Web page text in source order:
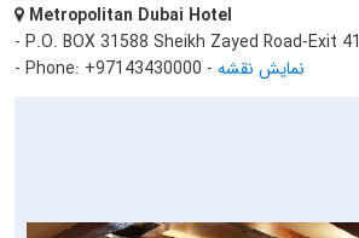
Metropolitan Dubai Hotel
- P.O. BOX 31588 Sheikh Zayed Road-Exit 41
- Phone: +97143430000 - نمایش نقشه